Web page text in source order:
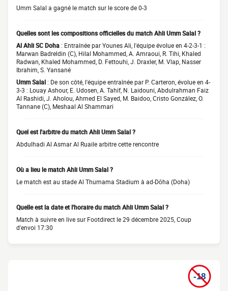
Umm Salal a gagné le match sur le score de 0-3
Quelles sont les compositions officielles du match Ahli Umm Salal ?
Al Ahli SC Doha : Entraînée par Younes Ali, l'équipe évolue en 4-2-3-1 :
Marwan Badreldin (C), Hilal Mohammed, A. Amraoui, R. Tihi, Khaled
Radwan, Khaled Mohammed, D. Fettouhi, J. Draxler, M. Vlap, Nasser
Ibrahim, S. Yansané
Umm Salal : De son côté, l'équipe entraînée par P. Carteron, évolue en 4-
3-3 : Louay Ashour, E. Udosen, A. Tahif, N. Laidouni, Abdulrahman Faiz
Al Rashidi, J. Aholou, Ahmed El Sayed, M. Baidoo, Cristo González, O.
Tannane (C), Meshaal Al Shammari
Quel est l'arbitre du match Ahli Umm Salal ?
Abdulhadi Al Asmar Al Ruaile arbitre cette rencontre
Où a lieu le match Ahli Umm Salal ?
Le match est au stade Al Thumama Stadium à ad-Dōha (Doha)
Quelle est la date et l'horaire du match Ahli Umm Salal ?
Match à suivre en live sur Footdirect le 29 décembre 2025, Coup
d'envoi 17:30